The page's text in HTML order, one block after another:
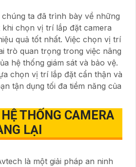
ta đã trình bày về những
chọn vị trí lắp đặt camera
quả tốt nhất. Việc chọn vị trí
trò quan trọng trong việc nâng
hệ thống giám sát và bảo vệ.
chọn vị trí lắp đặt cẩn thận và
tận dụng tối đa tiềm năng của
THỐNG CAMERA
LẠI
là một giải pháp an ninh